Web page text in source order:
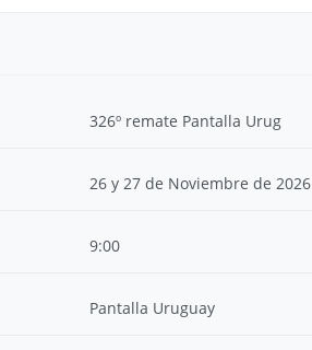
326º remate Pantalla Urug
26 y 27 de Noviembre de 2026
9:00
Pantalla Uruguay